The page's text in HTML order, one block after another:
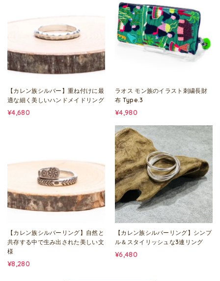
【カレン族シルバー】重ね付けに最
適な細く美しいハンドメイドリング
¥4,680
ラオス モン族のイラスト刺繍長財
布 Type.3
¥4,980
【カレン族シルバーリング】自然と
共存する中で生み出された美しい文
様
¥8,280
【カレン族シルバーリング】シンプ
ル＆スタイリッシュな3連リング
¥6,480